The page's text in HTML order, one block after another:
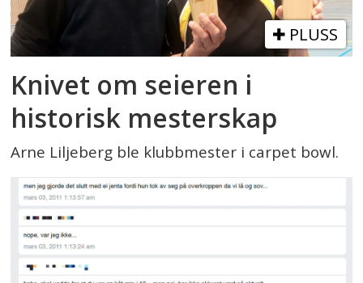
PLUSS
Knivet om seieren i
historisk mesterskap
Arne Liljeberg ble klubbmester i carpet bowl.